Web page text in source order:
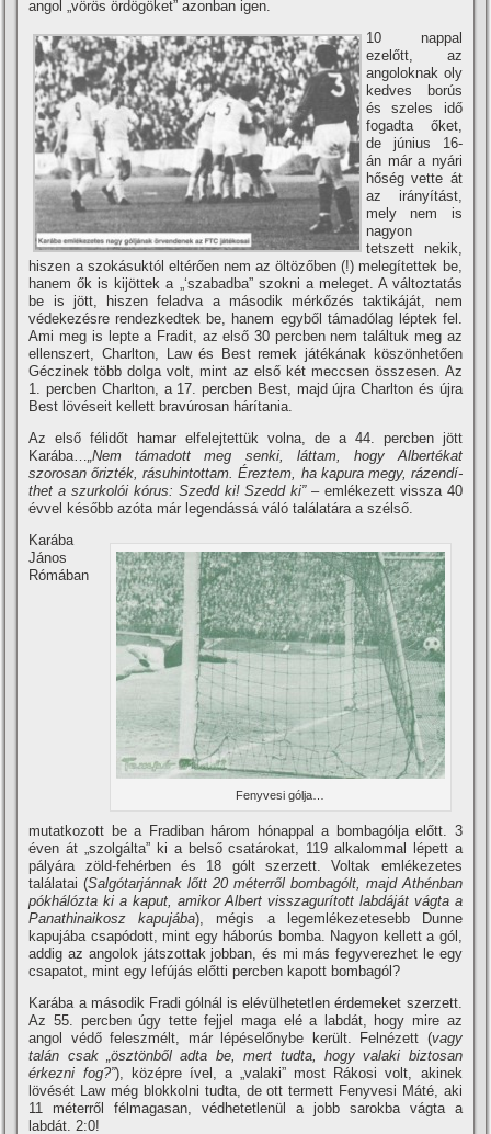
angol „vörös ördögöket” azonban igen.
10 nappal
ezelőtt, az
angoloknak oly
kedves borús
és szeles idő
fogadta őket,
de június 16-
án már a nyári
hőség vette át
az irányí­tást,
mely nem is
nagyon
tetszett nekik,
hiszen a szokásuktól eltérően nem az öltözőben (!) melegí­tettek be,
hanem ők is kijöttek a „‘szabadba” szokni a meleget. A változtatás
be is jött, hiszen feladva a második mérkőzés taktikáját, nem
védekezésre rendezkedtek be, hanem egyből támadólag léptek fel.
Ami meg is lepte a Fradit, az első 30 percben nem találtuk meg az
ellenszert, Charlton, Law és Best remek játékának köszönhetően
Géczinek több dolga volt, mint az első két meccsen összesen. Az
1. percben Charlton, a 17. percben Best, majd újra Charlton és újra
Best lövéseit kellett bravúrosan hárí­tania.
Az első félidőt hamar elfelejtettük volna, de a 44. percben jött
Karába…„Nem támadott meg senki, láttam, hogy Albertékat
szorosan őrizték, rásuhintottam. Éreztem, ha kapura megy, rázendí­
thet a szurkolói kórus: Szedd ki! Szedd ki”– emlékezett vissza 40
évvel később azóta már legendássá váló találatára a szélső.
Fenyvesi gólja…
Karába
János
Rómában
mutatkozott be a Fradiban három hónappal a bombagólja előtt. 3
éven át „szolgálta” ki a belső csatárokat, 119 alkalommal lépett a
pályára zöld-fehérben és 18 gólt szerzett. Voltak emlékezetes
találatai (Salgótarjánnak lőtt 20 méterről bombagólt, majd Athénban
pókhálózta ki a kaput, amikor Albert visszagurí­tott labdáját vágta a
Panathinaikosz kapujába), mégis a legemlékezetesebb Dunne
kapujába csapódott, mint egy háborús bomba. Nagyon kellett a gól,
addig az angolok játszottak jobban, és mi más fegyverezhet le egy
csapatot, mint egy lefújás előtti percben kapott bombagól?
Karába a második Fradi gólnál is elévülhetetlen érdemeket szerzett.
Az 55. percben úgy tette fejjel maga elé a labdát, hogy mire az
angol védő feleszmélt, már lépéselőnybe került. Felnézett (vagy
talán csak „ösztönből adta be, mert tudta, hogy valaki biztosan
érkezni fog?”), középre í­vel, a „valaki” most Rákosi volt, akinek
lövését Law még blokkolni tudta, de ott termett Fenyvesi Máté, aki
11 méterről félmagasan, védhetetlenül a jobb sarokba vágta a
labdát. 2:0!